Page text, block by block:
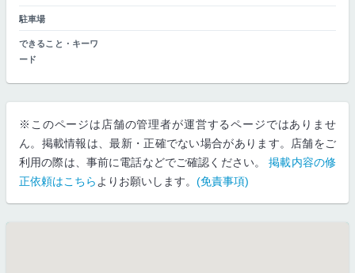
駐車場
できること・キーワ
ード
※このページは店舗の管理者が運営するページではありませ
ん。掲載情報は、最新・正確でない場合があります。店舗をご
利用の際は、事前に電話などでご確認ください。掲載内容の修
正依頼はこちら よりお願いします。 (免責事項)